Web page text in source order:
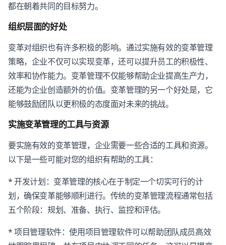
都在朝着共同的目标努力。
组织层面的好处
变革对组织也有许多积极的影响。通过实施有效的变革管理
策略，企业不仅可以实现变革，还可以提升员工的积极性、
效率和协作能力。变革管理不仅能够帮助企业提高生产力，
还能为企业创造额外的价值。变革管理的另一个好处是，它
能够鼓励团队以更积极的态度面对未来的挑战。
实施变革管理的工具与资源
要实施有效的变革管理，企业需要一些合适的工具和资源。
以下是一些可能对您的组织有帮助的工具：
* 开发计划：变革管理的核心在于制定一个切实可行的计
划，确保变革能够顺利进行。传统的变革管理流程通常包括
五个阶段：规划、准备、执行、监控和评估。
* 项目管理软件：使用项目管理软件可以帮助团队成员高效